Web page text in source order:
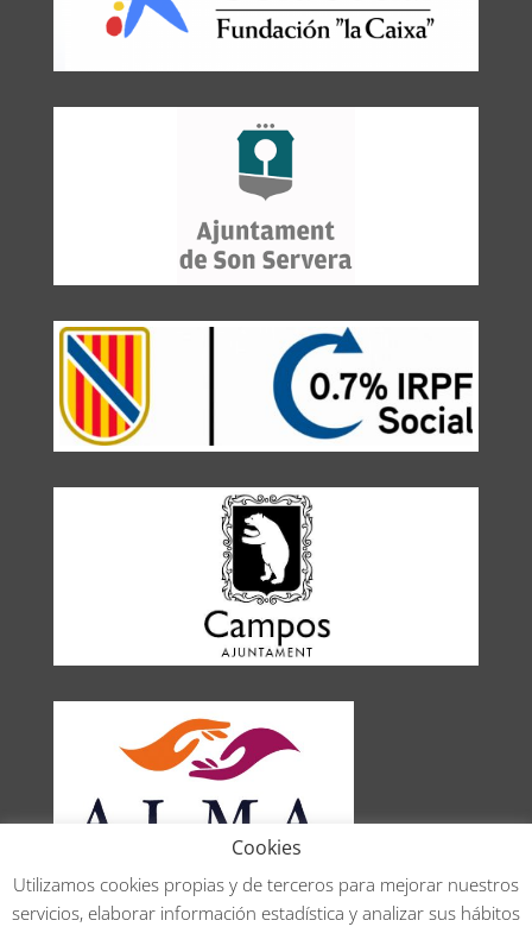
Cookies
Utilizamos cookies propias y de terceros para mejorar nuestros
servicios, elaborar información estadística y analizar sus hábitos